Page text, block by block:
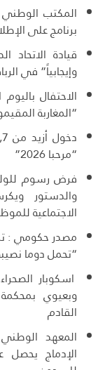
المكتب الوطني
برنامج على
قيادة الاتحاد
وإيجابياً” في
الاحتفال
“المغاربة
“مرحبا 2026”
فرض رسوم
والدستور
الاجتماعية
مصدر حكومي :
“تحمل دوما
اسكوبار
وبعيوي بمحكمة
القادم
المعهد الوطني
الإدماج يحصل